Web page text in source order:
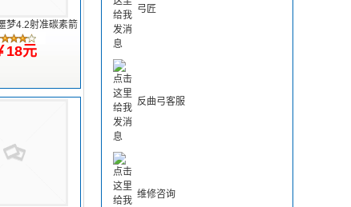
梦4.2射准碳素箭
18元
弓匠
反曲弓客服
维修咨询